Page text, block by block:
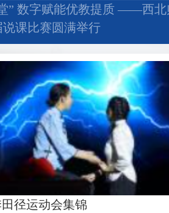
” 数字赋能优教提质 ——西北
课比赛圆满举行
径运动会集锦